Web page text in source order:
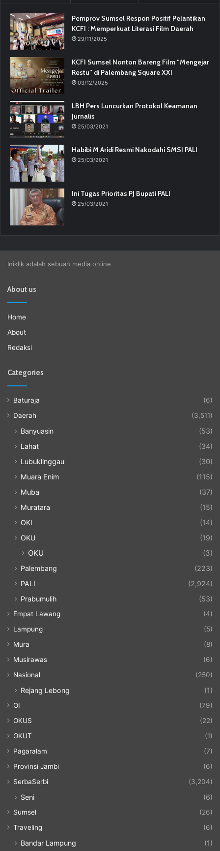
Pemprov Sumsel Respon Positif Pelantikan
KCFI : Memperkuat Literasi Film Daerah
29/11/2025
KCFI Sumsel Nonton Bareng Film “Mengejar
Restu” di Palembang Square XXI
03/12/2025
LBH Pers Luncurkan Protokol Keamanan
Jurnalis
25/03/2021
Habibi M Aridi Resmi Nakodahi SMSI PALI
25/03/2021
Ini Tugas Prioritas PJ Bupati PALI
25/03/2021
Iniklik adalah sebuah media online
About us
Home
About
Redaksi
Categories
Baturaja
(6)
Daerah
(3,511)
Banyuasin
(53)
Lahat
(34)
Lubuklinggau
(30)
Muara Enim
(115)
Muba
(37)
Muratara
(15)
OKI
(14)
OKU
(19)
OKU (3)
Palembang
(223)
PALI
(2,924)
Prabumulih
(53)
Empat Lawang
(4)
Lampung
(5)
Mura
(8)
Musirawas
(6)
Nasional
(250)
Rejang Lebong (1)
OI
(79)
OKUS
(22)
OKUT
(1)
Pagaralam
(7)
Provinsi Jambi
(6)
SerbaSerbi
(3,204)
Seni (6)
Sumsel
(26)
Traveling
(6)
Bandar Lampung (1)